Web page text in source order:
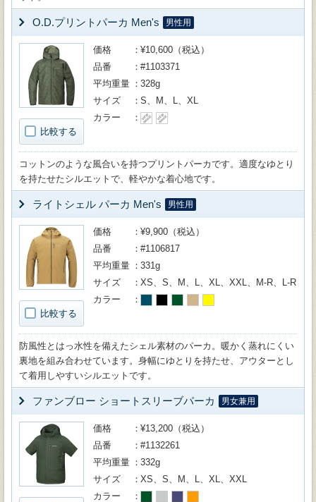
O.D.プリントパーカ Men's 男性用
比較する
価格
¥10,600（税込）
品番
#1103371
平均重量
328g
サイズ
S、M、L、XL
カラー
コットンのような風合いを持つプリントパーカです。適度なゆとり
を持たせたシルエットで、軽やかな着心地です。
ライトシェル パーカ Men's 男性用
比較する
価格
¥9,900（税込）
品番
#1106817
平均重量
331g
サイズ
XS、S、M、L、XL、XXL、M-R、L-R
カラー
防風性とはっ水性を備えたシェル素材のパーカ。暖かく蒸れにくい
裏地を組み合わせています。身幅にゆとりを持たせ、アウターとし
て着用しやすいシルエットです。
ファンブロー ショートスリーブパーカ 男女兼用
価格
¥13,200（税込）
品番
#1132261
平均重量
332g
サイズ
XS、S、M、L、XL、XXL
カラー